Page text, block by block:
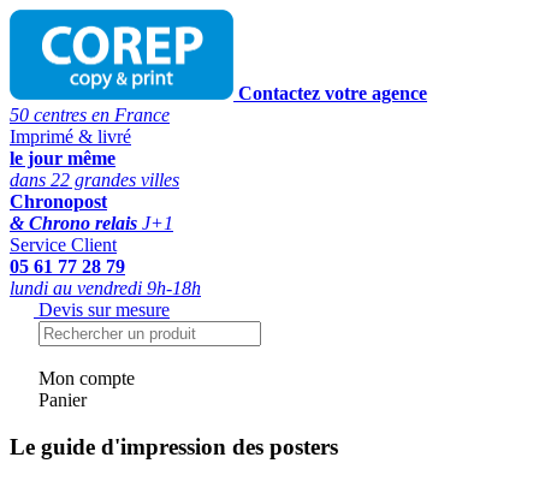
Contactez votre agence
50 centres en France
Imprimé & livré
le jour même
dans 22 grandes villes
Chronopost
& Chrono relais J+1
Service Client
05 61 77 28 79
lundi au vendredi 9h-18h
Devis sur mesure
Mon compte
Panier
Le guide d'impression des posters